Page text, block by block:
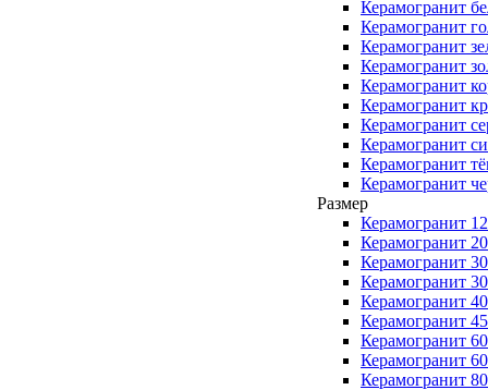
Керамогранит
Керамогранит
Керамогранит
Керамогранит
Керамогранит
Керамогранит
Керамогранит
Керамогранит
Керамогранит
Керамогранит
Размер
Керамогранит
Керамогранит
Керамогранит
Керамогранит
Керамогранит
Керамогранит
Керамогранит
Керамогранит
Керамогранит